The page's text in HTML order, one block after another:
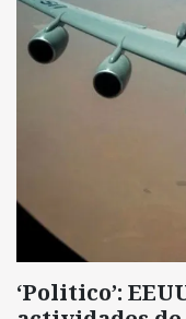
‘Politico’: